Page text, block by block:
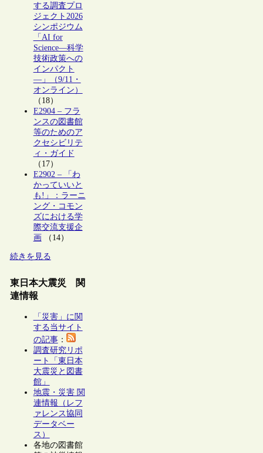
する調査プロ
ジェクト2026
シンポジウム
「AI for
Science―科学
技術政策への
インパクト
―」（9/11・
オンライン）
（18）
E2904 – フラ
ンスの図書館
等のためのア
クセシビリテ
ィ・ガイド
（17）
E2902 – 「わ
かっていいと
も!」：ラーニ
ング・コモン
ズにおける学
際交流支援企
画（14）
続きを見る
東日本大震災 関
連情報
「災害」に関
する当サイト
の記事：
調査研究リポ
ート「東日本
大震災と図書
館」
地震・災害 関
連情報（レフ
ァレンス協同
データベー
ス）
各地の図書館